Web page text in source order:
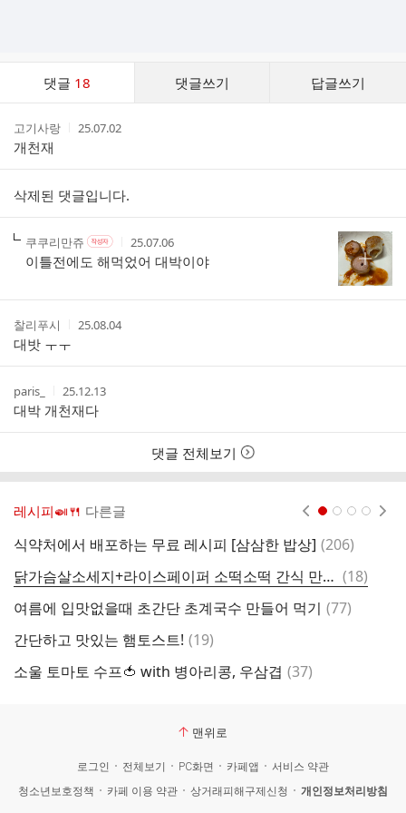
댓글 18 댓글쓰기 답글쓰기
스
작
성
자
고기사랑
작
간
25.07.02
개천재
삭제된 댓글입니다.
작
성
자
쿠쿠리만쥬 작
성
자
인
부
작
성
자
작
성
시
25.07.06
이틀전에도 해먹었어 대박이야
작
성
자
찰리푸시
작
간
25.08.04
대밧 ㅜㅜ
작
성
자
paris_
작
성
시
간
25.12.13
대박 개천재다
댓글 전체보기
레시피🍛🍴 다른글
식약처에서 배포하는 무료 레시피 [삼삼한 밥상] 댓
(206)
닭가슴살소세지+라이스페이퍼 소떡소떡 간식 만들기 댓
글
(18)
여름에 입맛없을때 초간단 초계국수 만들어 먹기 댓
(77)
간단하고 맛있는 햄토스트! 댓
(19)
소울 토마토 수프🍅 with 병아리콩, 우삼겹 댓
(37)
맨위로
로그인 전체보기 PC화면 카페앱
서비스 약관
청소년보호정책
카페 이용 약관 상거래피해구제신청 개인정보처리방침